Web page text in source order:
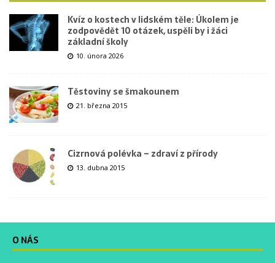
Kvíz o kostech v lidském těle: Úkolem je
zodpovědět 10 otázek, uspěli by i žáci
základní školy
10. února 2026
Těstoviny se šmakounem
21. března 2015
Cizrnová polévka – zdraví z přírody
13. dubna 2015
O NÁS